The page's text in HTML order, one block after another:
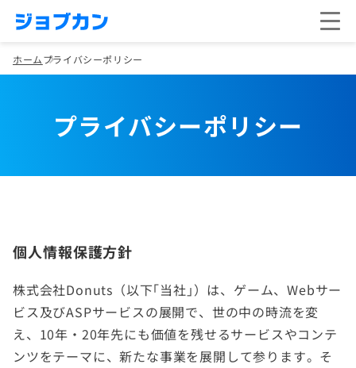
ホームプライバシーポリシー
プライバシーポリシー
個人情報保護方針
株式会社Donuts（以下｢当社｣）は、ゲーム、Webサー
ビス及びASPサービスの展開で、世の中の時流を変
え、10年・20年先にも価値を残せるサービスやコンテ
ンツをテーマに、新たな事業を展開して参ります。そ